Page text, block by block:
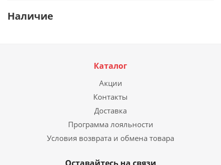
Наличие
Каталог
Акции
Контакты
Доставка
Программа лояльности
Условия возврата и обмена товара